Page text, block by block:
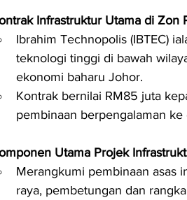
Infrastruktur Utama di Zon
Ibrahim Technopolis (IBTEC)
teknologi tinggi di bawah
ekonomi baharu Johor.
Kontrak bernilai RM85 juta
pembinaan berpengalaman
Utama Projek
Merangkumi pembinaan asas
raya, pembetungan dan